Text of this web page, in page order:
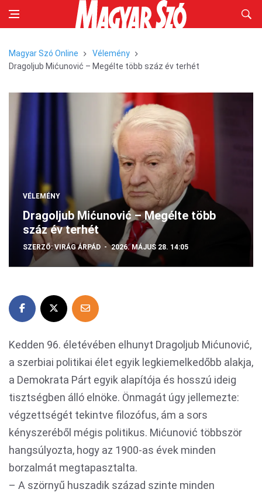
Magyar Szó Online
Vélemény
Dragoljub Mićunović – Megélte több száz év terhét
VÉLEMÉNY
Dragoljub Mićunović – Megélte több
száz év terhét
SZERZŐ: VIRÁG ÁRPÁD 2026. MÁJUS 28. 14:05
Kedden 96. életévében elhunyt Dragoljub Mićunović,
a szerbiai politikai élet egyik legkiemelkedőbb alakja,
a Demokrata Párt egyik alapítója és hosszú ideig
tisztségben álló elnöke. Önmagát úgy jellemezte:
végzettségét tekintve filozófus, ám a sors
kényszeréből mégis politikus. Mićunović többször
hangsúlyozta, hogy az 1900-as évek minden
borzalmát megtapasztalta.
– A szörnyű huszadik század szinte minden